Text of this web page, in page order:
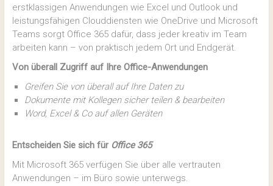
erstklassigen Anwendungen wie Excel und Outlook und
leistungsfähigen Clouddiensten wie OneDrive und Microsoft
Teams sorgt Office 365 dafür, dass jeder kreativ im Team
arbeiten kann – von praktisch jedem Ort und Endgerät.
Von überall Zugriff auf Ihre Office-Anwendungen
Greifen Sie von überall auf Ihre Daten zu
Dokumente mit Kollegen sicher teilen & bearbeiten
Word, Excel & Co auf allen Geräten
Entscheiden Sie sich für Office 365
Mit Microsoft 365 verfügen Sie über alle vertrauten
Anwendungen – im Büro sowie unterwegs.